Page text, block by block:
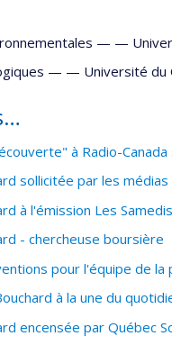
— —
— — Université du
à Radio-
sollicitée par les médias
à l'émission Les
- chercheuse boursière
pour l'équipe de
à la une du
encensée par Québec